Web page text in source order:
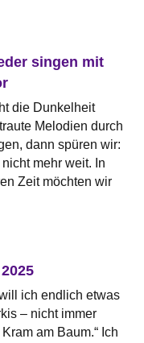
singen mit
die Dunkelheit
Melodien durch
dann spüren wir:
mehr weit. In
Zeit möchten wir
ich endlich etwas
– nicht immer
am Baum.“ Ich